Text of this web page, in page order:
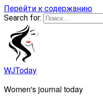
Перейти к содержанию
Search for:
WJToday
Women's journal today